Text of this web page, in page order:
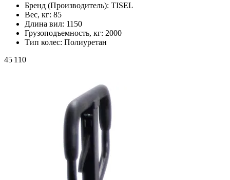
Бренд (Производитель): TISEL
Вес, кг: 85
Длина вил: 1150
Грузоподъемность, кг: 2000
Тип колес: Полиуретан
45 110